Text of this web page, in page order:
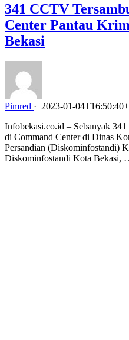
341 CCTV
Center Pantau
Bekasi
Pimred · 2023-01-
Infobekasi.co.id – Sebanyak
di Command Center di Dinas
Persandian (Diskominfostandi)
Diskominfostandi Kota Bekasi,